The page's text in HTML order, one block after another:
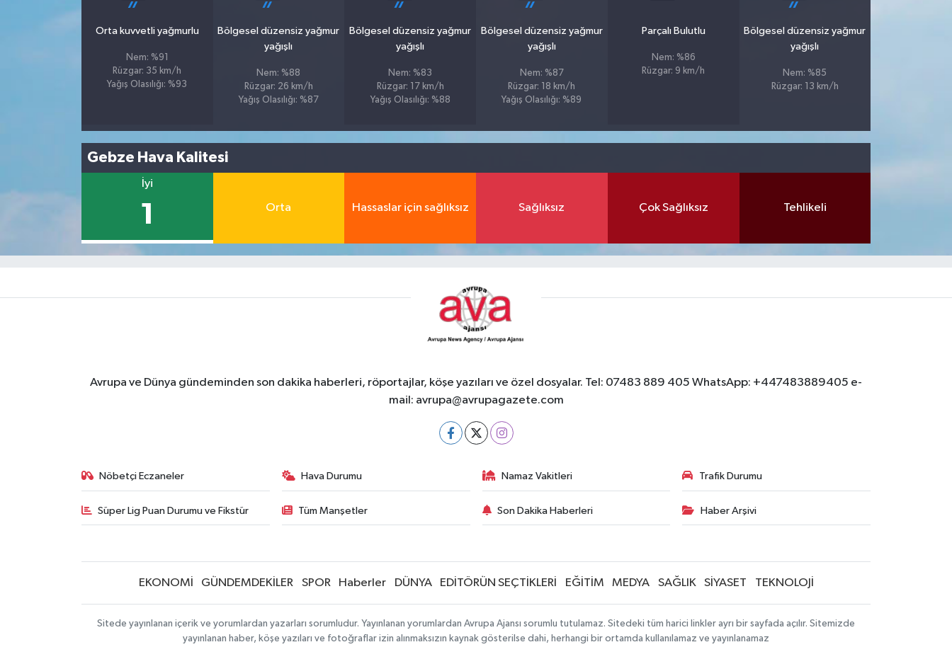
Orta kuvvetli yağmurlu
Nem: %91
Rüzgar: 35 km/h
Yağış Olasılığı: %93
Bölgesel düzensiz yağmur
yağışlı
Nem: %88
Rüzgar: 26 km/h
Yağış Olasılığı: %87
Bölgesel düzensiz yağmur
yağışlı
Nem: %83
Rüzgar: 17 km/h
Yağış Olasılığı: %88
Bölgesel düzensiz yağmur
yağışlı
Nem: %87
Rüzgar: 18 km/h
Yağış Olasılığı: %89
Parçalı Bulutlu
Nem: %86
Rüzgar: 9 km/h
Bölgesel düzensiz yağmur
yağışlı
Nem: %85
Rüzgar: 13 km/h
Gebze Hava Kalitesi
İyi
1 Orta Hassaslar için sağlıksız Sağlıksız Çok Sağlıksız Tehlikeli
Avrupa ve Dünya gündeminden son dakika haberleri, röportajlar, köşe yazıları ve özel dosyalar. Tel: 07483 889 405 WhatsApp: +447483889405 e-
mail: avrupa@avrupagazete.com
Nöbetçi Eczaneler Hava Durumu Namaz Vakitleri Trafik Durumu
Süper Lig Puan Durumu ve Fikstür Tüm Manşetler Son Dakika Haberleri Haber Arşivi
EKONOMİ GÜNDEMDEKİLER SPOR Haberler DÜNYA EDİTÖRÜN SEÇTİKLERİ EĞİTİM MEDYA SAĞLIK SİYASET TEKNOLOJİ
Sitede yayınlanan içerik ve yorumlardan yazarları sorumludur. Yayınlanan yorumlardan Avrupa Ajansı sorumlu tutulamaz. Sitedeki tüm harici linkler ayrı bir sayfada açılır. Sitemizde
yayınlanan haber, köşe yazıları ve fotoğraflar izin alınmaksızın kaynak gösterilse dahi, herhangi bir ortamda kullanılamaz ve yayınlanamaz